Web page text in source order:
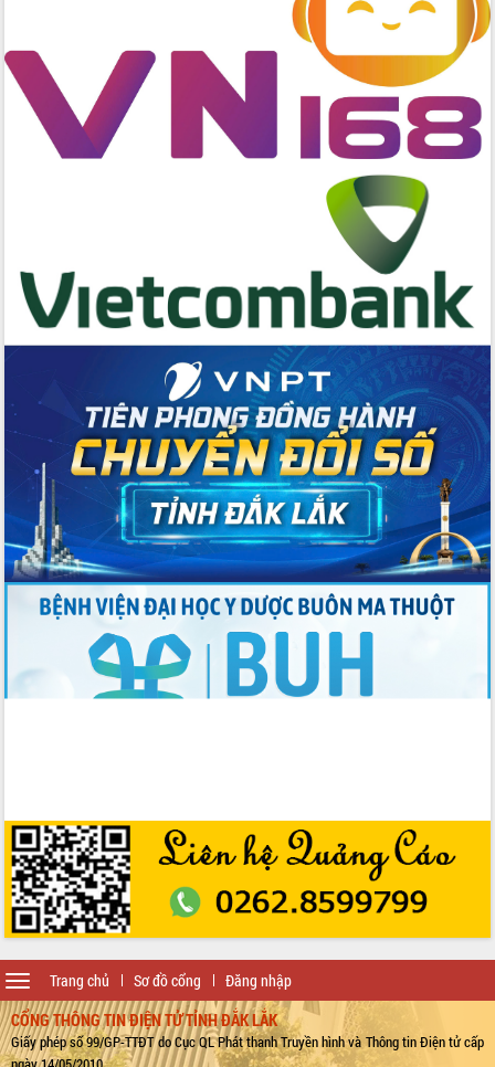
Trang chủ Sơ đồ cổng Đăng nhập
Toggle
navigation
CỔNG THÔNG TIN ĐIỆN TỬ TỈNH ĐẮK LẮK
Giấy phép số 99/GP-TTĐT do Cục QL Phát thanh Truyền hình và Thông tin Điện tử cấp